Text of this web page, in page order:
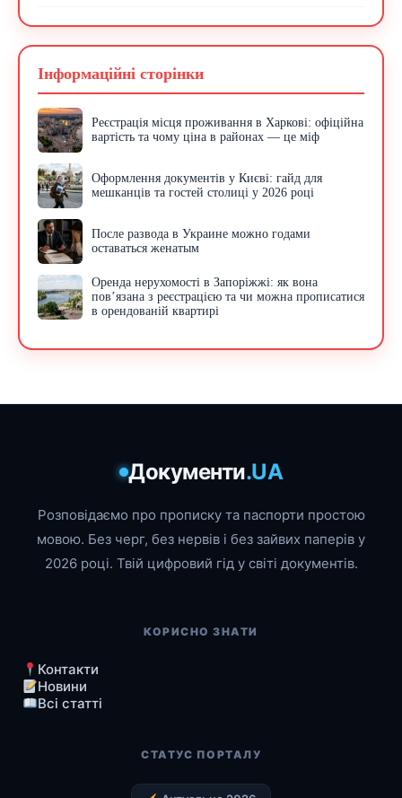
Інформаційні сторінки
Реєстрація місця проживання в Харкові: офіційна
вартість та чому ціна в районах — це міф
Оформлення документів у Києві: гайд для
мешканців та гостей столиці у 2026 році
После развода в Украине можно годами
оставаться женатым
Оренда нерухомості в Запоріжжі: як вона
пов’язана з реєстрацією та чи можна прописатися
в орендованій квартирі
Документи.UA
Розповідаємо про прописку та паспорти простою
мовою. Без черг, без нервів і без зайвих паперів у
2026 році. Твій цифровий гід у світі документів.
КОРИСНО ЗНАТИ
Контакти
Новини
Всі статті
СТАТУС ПОРТАЛУ